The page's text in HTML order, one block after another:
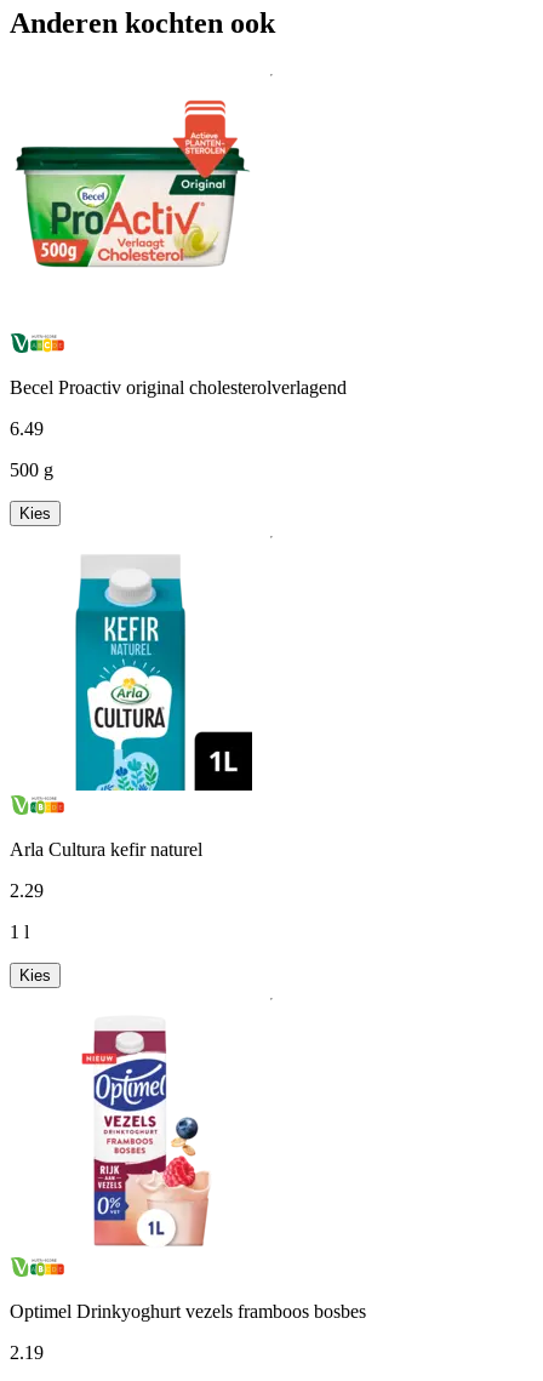
Anderen kochten ook
Becel Proactiv original cholesterolverlagend
6.49
500 g
Kies
Arla Cultura kefir naturel
2.29
1 l
Kies
Optimel Drinkyoghurt vezels framboos bosbes
2.19